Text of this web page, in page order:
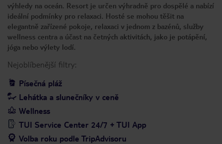
výhledy na oceán. Resort je určen výhradně pro dospělé a nabízí
ideální podmínky pro relaxaci. Hosté se mohou těšit na
elegantně zařízené pokoje, relaxaci v jednom z bazénů, služby
wellness centra a účast na četných aktivitách, jako je potápění,
jóga nebo výlety lodí.
Nejoblíbenější filtry:
Písečná pláž
Lehátka a slunečníky v ceně
Wellness
TUI Service Center 24/7 + TUI App
Volba roku podle TripAdvisoru